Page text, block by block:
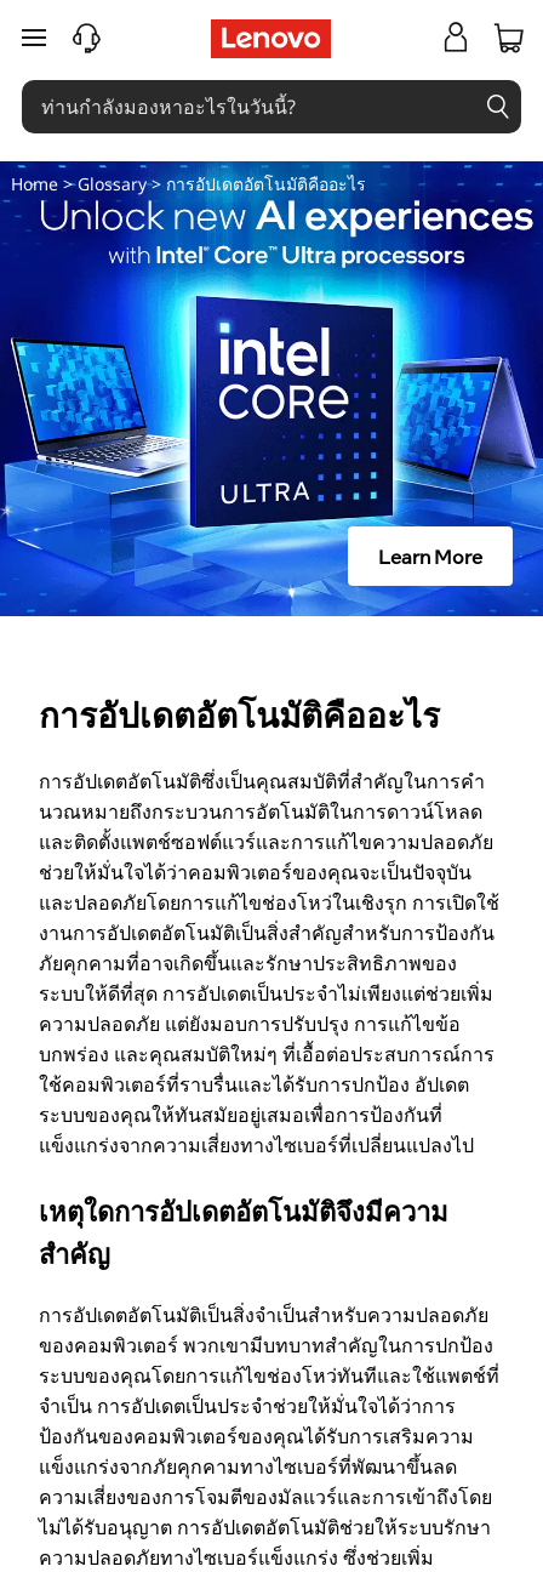
ก
ร
อั
เ
ด
ต
อั
ต
ข้ามไปที่เนื้อหาหลัก
Home>Glossary> การอัปเดตอัตโนมัติคืออะไร
Learn More
การอัปเดตอัตโนมัติคืออะไร
การอัปเดตอัตโนมัติซึ่งเป็นคุณสมบัติที่สําคัญในการคํา
นวณหมายถึงกระบวนการอัตโนมัติในการดาวน์โหลด
และติดตั้งแพตช์ซอฟต์แวร์และการแก้ไขความปลอดภัย
ช่วยให้มั่นใจได้ว่าคอมพิวเตอร์ของคุณจะเป็นปัจจุบัน
และปลอดภัยโดยการแก้ไขช่องโหว่ในเชิงรุก การเปิดใช้
งานการอัปเดตอัตโนมัติเป็นสิ่งสําคัญสําหรับการป้องกัน
ภัยคุกคามที่อาจเกิดขึ้นและรักษาประสิทธิภาพของ
ระบบให้ดีที่สุด การอัปเดตเป็นประจําไม่เพียงแต่ช่วยเพิ่ม
ความปลอดภัย แต่ยังมอบการปรับปรุง การแก้ไขข้อ
บกพร่อง และคุณสมบัติใหม่ๆ ที่เอื้อต่อประสบการณ์การ
ใช้คอมพิวเตอร์ที่ราบรื่นและได้รับการปกป้อง อัปเดต
ระบบของคุณให้ทันสมัยอยู่เสมอเพื่อการป้องกันที่
แข็งแกร่งจากความเสี่ยงทางไซเบอร์ที่เปลี่ยนแปลงไป
เหตุใดการอัปเดตอัตโนมัติจึงมีความ
สําคัญ
การอัปเดตอัตโนมัติเป็นสิ่งจําเป็นสําหรับความปลอดภัย
ของคอมพิวเตอร์ พวกเขามีบทบาทสําคัญในการปกป้อง
ระบบของคุณโดยการแก้ไขช่องโหว่ทันทีและใช้แพตช์ที่
จําเป็น การอัปเดตเป็นประจําช่วยให้มั่นใจได้ว่าการ
ป้องกันของคอมพิวเตอร์ของคุณได้รับการเสริมความ
แข็งแกร่งจากภัยคุกคามทางไซเบอร์ที่พัฒนาขึ้นลด
ความเสี่ยงของการโจมตีของมัลแวร์และการเข้าถึงโดย
ไม่ได้รับอนุญาต การอัปเดตอัตโนมัติช่วยให้ระบบรักษา
ความปลอดภัยทางไซเบอร์แข็งแกร่ง ซึ่งช่วยเพิ่ม